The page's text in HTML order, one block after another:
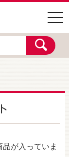
が入っていま